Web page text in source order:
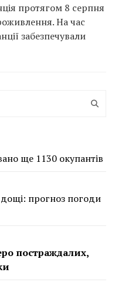
протягом 8 серпня
На час
забезпечували
ще 1130 окупантів
дощі: прогноз погоди
постраждалих,